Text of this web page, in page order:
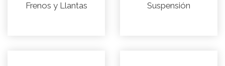
Frenos y Llantas Suspensión